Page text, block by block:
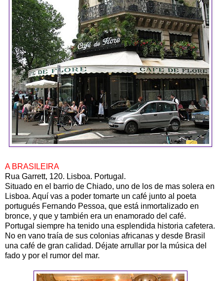
A BRASILEIRA
Rua Garrett, 120. Lisboa. Portugal.
Situado en el barrio de Chiado, uno de los de mas solera en
Lisboa. Aquí vas a poder tomarte un café junto al poeta
portugués Fernando Pessoa, que está inmortalizado en
bronce, y que y también era un enamorado del café.
Portugal siempre ha tenido una esplendida historia cafetera.
No en vano traía de sus colonias africanas y desde Brasil
una café de gran calidad. Déjate arrullar por la música del
fado y por el rumor del mar.